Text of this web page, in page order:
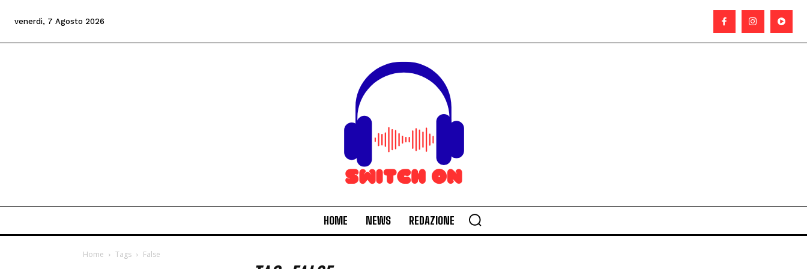
venerdì, 7 Agosto 2026
HOME NEWS REDAZIONE
Home Tags False